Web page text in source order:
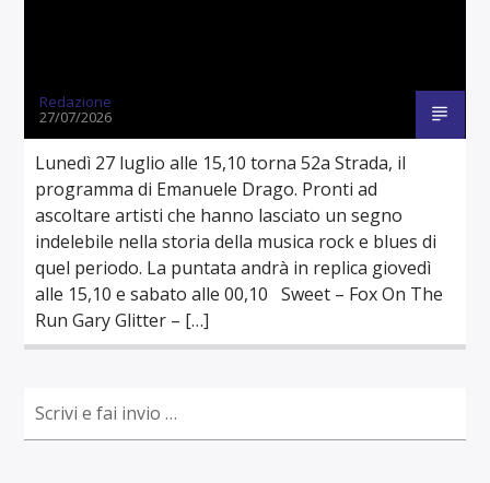
Redazione
27/07/2026
Lunedì 27 luglio alle 15,10 torna 52a Strada, il
programma di Emanuele Drago. Pronti ad
ascoltare artisti che hanno lasciato un segno
indelebile nella storia della musica rock e blues di
quel periodo. La puntata andrà in replica giovedì
alle 15,10 e sabato alle 00,10 Sweet – Fox On The
Run Gary Glitter – […]